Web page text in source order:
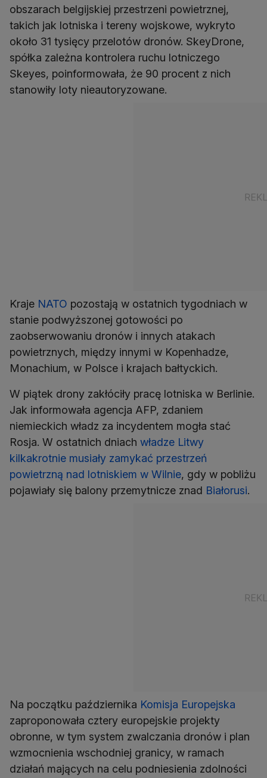
obszarach belgijskiej przestrzeni powietrznej,
takich jak lotniska i tereny wojskowe, wykryto
około 31 tysięcy przelotów dronów. SkeyDrone,
spółka zależna kontrolera ruchu lotniczego
Skeyes, poinformowała, że 90 procent z nich
stanowiły loty nieautoryzowane.
Kraje NATO pozostają w ostatnich tygodniach w
stanie podwyższonej gotowości po
zaobserwowaniu dronów i innych atakach
powietrznych, między innymi w Kopenhadze,
Monachium, w Polsce i krajach bałtyckich.
W piątek drony zakłóciły pracę lotniska w Berlinie.
Jak informowała agencja AFP, zdaniem
niemieckich władz za incydentem mogła stać
Rosja. W ostatnich dniach władze Litwy
kilkakrotnie musiały zamykać przestrzeń
powietrzną nad lotniskiem w Wilnie, gdy w pobliżu
pojawiały się balony przemytnicze znad Białorusi.
Na początku października Komisja Europejska
zaproponowała cztery europejskie projekty
obronne, w tym system zwalczania dronów i plan
wzmocnienia wschodniej granicy, w ramach
działań mających na celu podniesienia zdolności